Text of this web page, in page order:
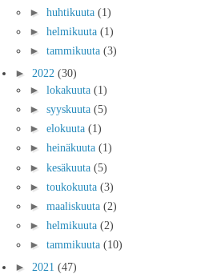
► huhtikuuta (1)
► helmikuuta (1)
► tammikuuta (3)
► 2022 (30)
► lokakuuta (1)
► syyskuuta (5)
► elokuuta (1)
► heinäkuuta (1)
► kesäkuuta (5)
► toukokuuta (3)
► maaliskuuta (2)
► helmikuuta (2)
► tammikuuta (10)
► 2021 (47)